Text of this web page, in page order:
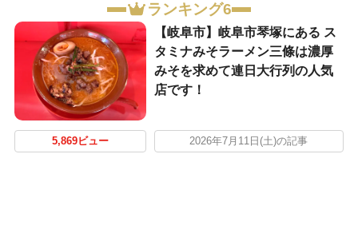
ランキング6
【岐阜市】岐阜市琴塚にある ス
タミナみそラーメン三條は濃厚
みそを求めて連日大行列の人気
店です！
5,869ビュー 2026年7月11日(土)の記事